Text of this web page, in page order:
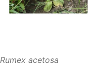
Rumex acetosa